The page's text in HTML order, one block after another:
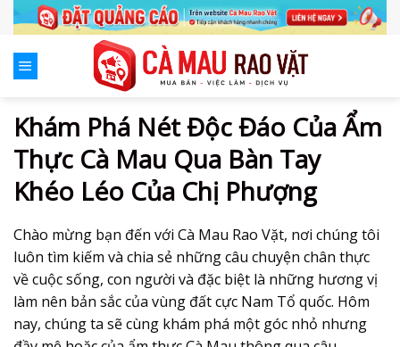
Skip
to
content
Khám Phá Nét Độc Đáo Của Ẩm
Thực Cà Mau Qua Bàn Tay
Khéo Léo Của Chị Phượng
Chào mừng bạn đến với Cà Mau Rao Vặt, nơi chúng tôi
luôn tìm kiếm và chia sẻ những câu chuyện chân thực
về cuộc sống, con người và đặc biệt là những hương vị
làm nên bản sắc của vùng đất cực Nam Tổ quốc. Hôm
nay, chúng ta sẽ cùng khám phá một góc nhỏ nhưng